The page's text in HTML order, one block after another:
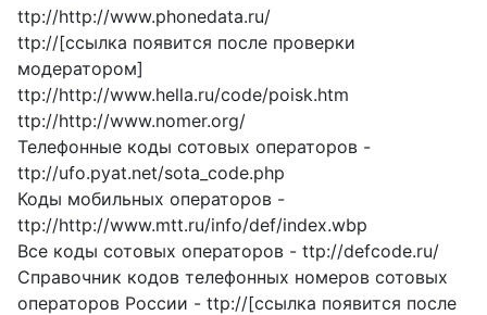
ttp://http://www.phonedata.ru/
ttp://[ссылка появится после проверки
модератором]
ttp://http://www.hella.ru/code/poisk.htm
ttp://http://www.nomer.org/
Телефонные коды сотовых операторов -
ttp://ufo.pyat.net/sota_code.php
Коды мобильных операторов -
ttp://http://www.mtt.ru/info/def/index.wbp
Все коды сотовых операторов - ttp://defcode.ru/
Справочник кодов телефонных номеров сотовых
операторов России - ttp://[ссылка появится после